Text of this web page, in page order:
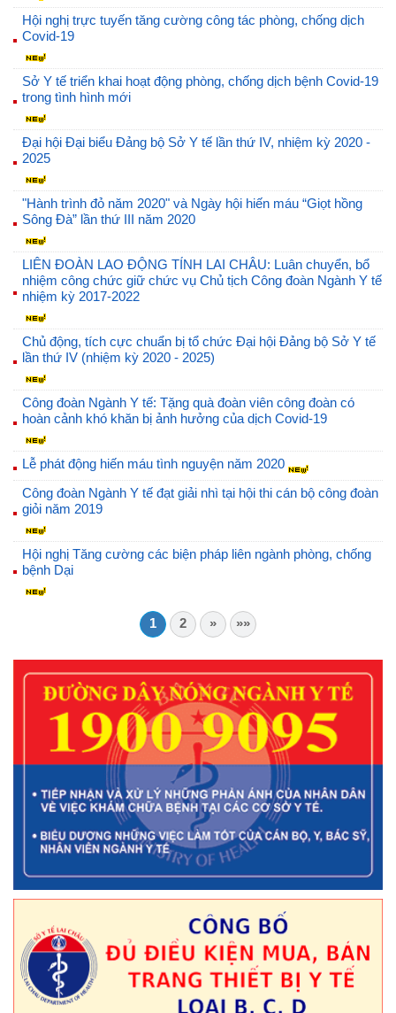
Hội nghị trực tuyến tăng cường công tác phòng, chống dịch
Covid-19
Sở Y tế triển khai hoạt động phòng, chống dịch bệnh Covid-19
trong tình hình mới
Đại hội Đại biểu Đảng bộ Sở Y tế lần thứ IV, nhiệm kỳ 2020 -
2025
"Hành trình đỏ năm 2020" và Ngày hội hiến máu “Giọt hồng
Sông Đà” lần thứ III năm 2020
LIÊN ĐOÀN LAO ĐỘNG TỈNH LAI CHÂU: Luân chuyển, bổ
nhiệm công chức giữ chức vụ Chủ tịch Công đoàn Ngành Y tế
nhiệm kỳ 2017-2022
Chủ động, tích cực chuẩn bị tổ chức Đại hội Đảng bộ Sở Y tế
lần thứ IV (nhiệm kỳ 2020 - 2025)
Công đoàn Ngành Y tế: Tặng quà đoàn viên công đoàn có
hoàn cảnh khó khăn bị ảnh hưởng của dịch Covid-19
Lễ phát động hiến máu tình nguyện năm 2020
Công đoàn Ngành Y tế đạt giải nhì tại hội thi cán bộ công đoàn
giỏi năm 2019
Hội nghị Tăng cường các biện pháp liên ngành phòng, chống
bệnh Dại
1 2 » »»